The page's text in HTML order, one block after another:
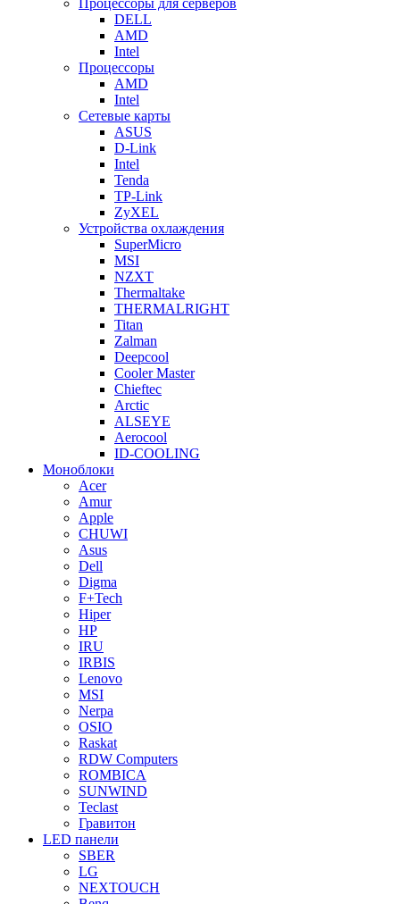
Процессоры для серверов
DELL
AMD
Intel
Процессоры
AMD
Intel
Сетевые карты
ASUS
D-Link
Intel
Tenda
TP-Link
ZyXEL
Устройства охлаждения
SuperMicro
MSI
NZXT
Thermaltake
THERMALRIGHT
Titan
Zalman
Deepcool
Cooler Master
Chieftec
Arctic
ALSEYE
Aerocool
ID-COOLING
Моноблоки
Acer
Amur
Apple
CHUWI
Asus
Dell
Digma
F+Tech
Hiper
HP
IRU
IRBIS
Lenovo
MSI
Nerpa
OSIO
Raskat
RDW Computers
ROMBICA
SUNWIND
Teclast
Гравитон
LED панели
SBER
LG
NEXTOUCH